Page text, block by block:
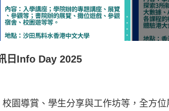
日Info Day 2025
園導賞、學生分享與工作坊等，全方